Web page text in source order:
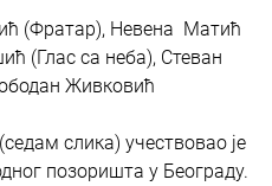
(Фратар), Невена Матић
(Глас са неба), Стеван
Живковић
слика) учествовао је
позоришта у Београду.